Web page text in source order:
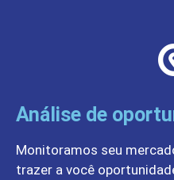
Análise de
Monitoramos seu
trazer a você